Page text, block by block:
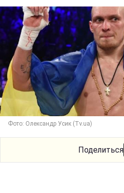
Фото: Олександр Усик (Tv.ua)
Поделиться